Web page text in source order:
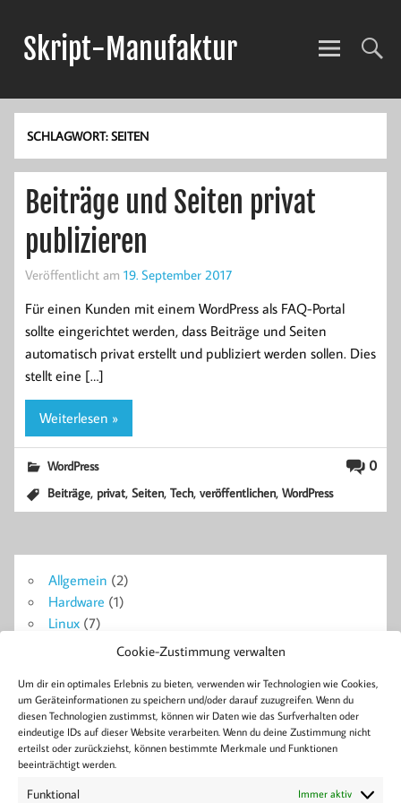
Cookie-Zustimmung verwalten
Um dir ein optimales Erlebnis zu bieten, verwenden wir Technologien wie Cookies,
um Geräteinformationen zu speichern und/oder darauf zuzugreifen. Wenn du
diesen Technologien zustimmst, können wir Daten wie das Surfverhalten oder
eindeutige IDs auf dieser Website verarbeiten. Wenn du deine Zustimmung nicht
erteilst oder zurückziehst, können bestimmte Merkmale und Funktionen
beeinträchtigt werden.
Funktional Immer aktiv
Skript-Manufaktur
SCHLAGWORT:SEITEN
Beiträge und Seiten privat
publizieren
Veröffentlicht am 19. September 2017
Für einen Kunden mit einem WordPress als FAQ-Portal
sollte eingerichtet werden, dass Beiträge und Seiten
automatisch privat erstellt und publiziert werden sollen. Dies
stellt eine […]
Weiterlesen »
0
WordPress
Beiträge, privat,Seiten,Tech,veröffentlichen,WordPress
Allgemein (2)
Hardware (1)
Linux (7)
Probleme + Lösungen
(14)
WordPress(4)
Ajax Android Apache2 Beiträge Berlin Blog Bluetooth Bose
Collabora
Development
Docker